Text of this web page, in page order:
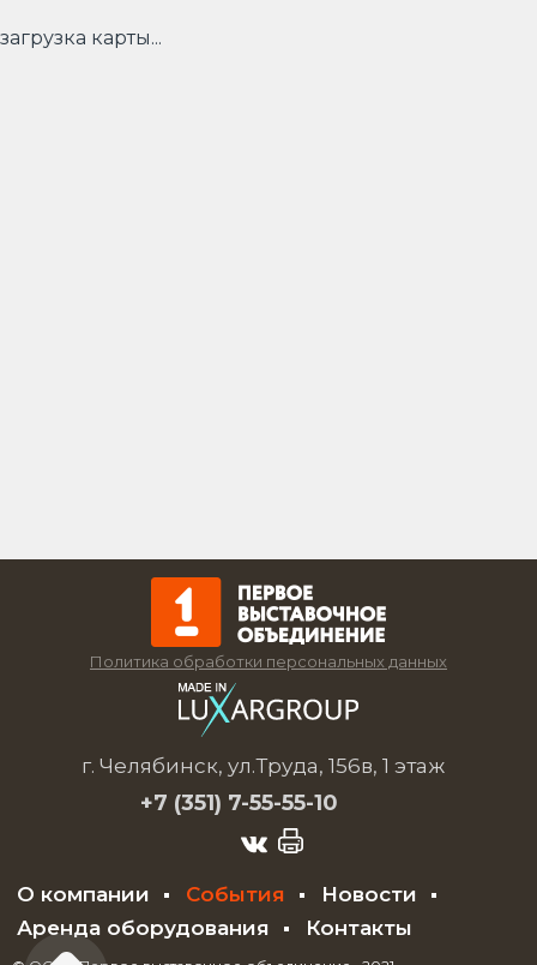
загрузка карты...
Политика обработки персональных данных
г. Челябинск, ул.Труда, 156в, 1 этаж
+7 (351) 7-55-55-10
О компании События
Новости
Аренда оборудования
Контакты